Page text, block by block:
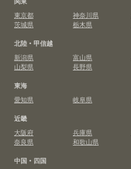
東京都
神奈川県
茨城県
栃木県
北陸・甲信越
新潟県
富山県
山梨県
長野県
東海
愛知県
岐阜県
近畿
大阪府
兵庫県
奈良県
和歌山県
中国・四国